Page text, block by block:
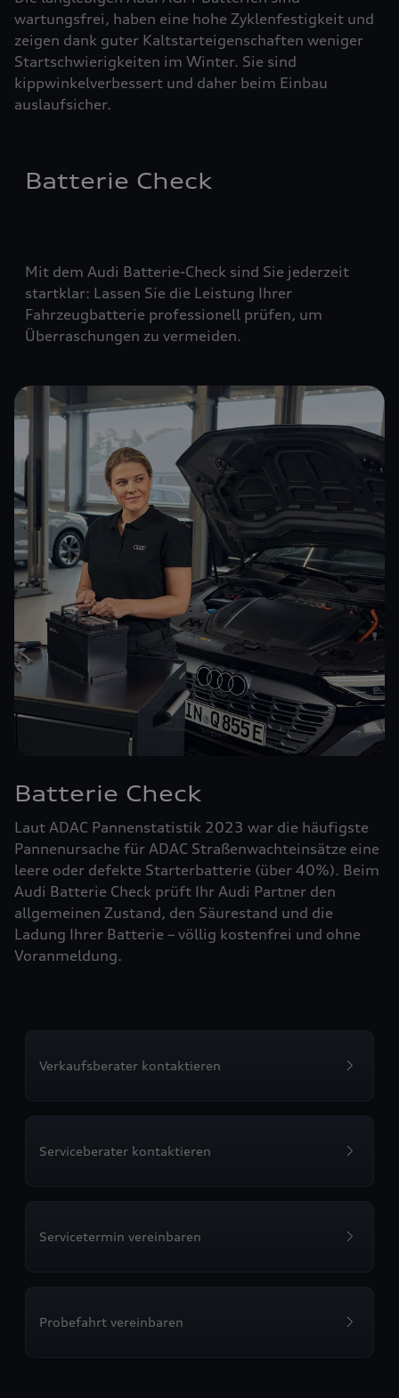
wartungsfrei, haben eine hohe Zyklenfestigkeit und
zeigen dank guter Kaltstarteigenschaften weniger
Startschwierigkeiten im Winter. Sie sind
kippwinkelverbessert und daher beim Einbau
auslaufsicher.
Batterie Check
Mit dem Audi Batterie-Check sind Sie jederzeit
startklar: Lassen Sie die Leistung Ihrer
Fahrzeugbatterie professionell prüfen, um
Überraschungen zu vermeiden.
Batterie Check
Laut ADAC Pannenstatistik 2023 war die häufigste
Pannenursache für ADAC Straßenwachteinsätze eine
leere oder defekte Starterbatterie (über 40%). Beim
Audi Batterie Check prüft Ihr Audi Partner den
allgemeinen Zustand, den Säurestand und die
Ladung Ihrer Batterie – völlig kostenfrei und ohne
Voranmeldung.
Verkaufsberater kontaktieren
Serviceberater kontaktieren
Servicetermin vereinbaren
Probefahrt vereinbaren